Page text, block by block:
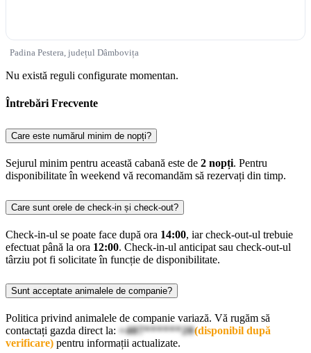
Padina Pestera, județul Dâmbovița
Nu există reguli configurate momentan.
Întrebări Frecvente
Care este numărul minim de nopți?
Sejurul minim pentru această cabană este de 2 nopți. Pentru
disponibilitate în weekend vă recomandăm să rezervați din timp.
Care sunt orele de check-in și check-out?
Check-in-ul se poate face după ora 14:00, iar check-out-ul trebuie
efectuat până la ora 12:00. Check-in-ul anticipat sau check-out-ul
târziu pot fi solicitate în funcție de disponibilitate.
Sunt acceptate animalele de companie?
Politica privind animalele de companie variază. Vă rugăm să
contactați gazda direct la: +407******20(disponibil după
verificare) pentru informații actualizate.